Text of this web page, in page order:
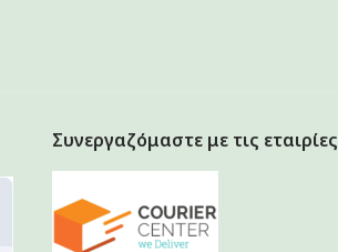
Συνεργαζόμαστε με τις εταιρίες